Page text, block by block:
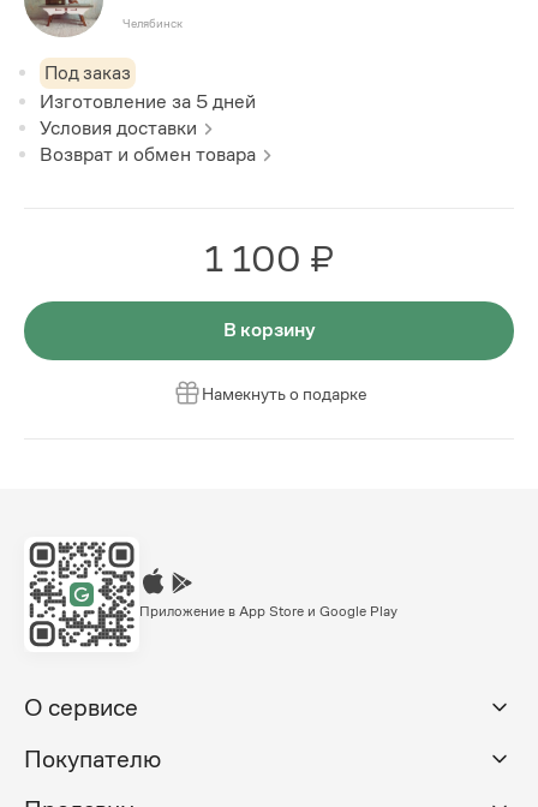
Челябинск
Под заказ
Изготовление за 5 дней
Условия доставки
Возврат и обмен товара
1 100 ₽
В корзину
Намекнуть о подарке
Приложение в App Store и Google Play
О сервисе
Покупателю